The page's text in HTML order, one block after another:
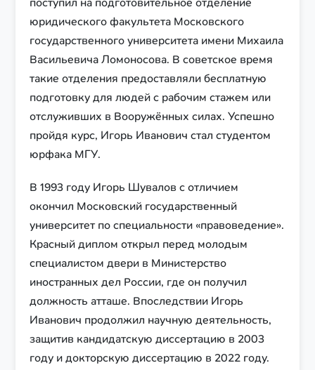
юридического факультета Московского
государственного университета имени Михаила
Васильевича Ломоносова. В советское время
такие отделения предоставляли бесплатную
подготовку для людей с рабочим стажем или
отслуживших в Вооружённых силах. Успешно
пройдя курс, Игорь Иванович стал студентом
юрфака МГУ.
В 1993 году Игорь Шувалов с отличием
окончил Московский государственный
университет по специальности «правоведение».
Красный диплом открыл перед молодым
специалистом двери в Министерство
иностранных дел России, где он получил
должность атташе. Впоследствии Игорь
Иванович продолжил научную деятельность,
защитив кандидатскую диссертацию в 2003
году и докторскую диссертацию в 2022 году.